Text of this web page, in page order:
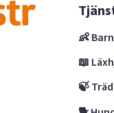
👶
📖
🍃